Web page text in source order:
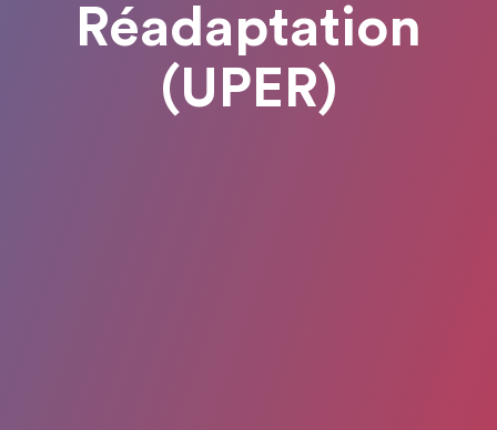
Réadaptation
(UPER)